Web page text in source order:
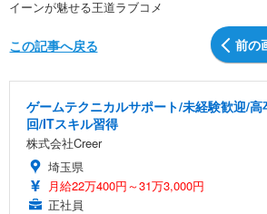
イーンが魅せる王道ラブコメ
前の
この記事へ戻る
ゲームテクニカルサポート/未経験歓迎/
回/ITスキル習得
株式会社Creer
埼玉県
月給22万400円～31万3,000円
正社員